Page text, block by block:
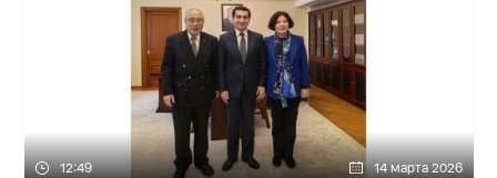
12:49 14 марта 2026